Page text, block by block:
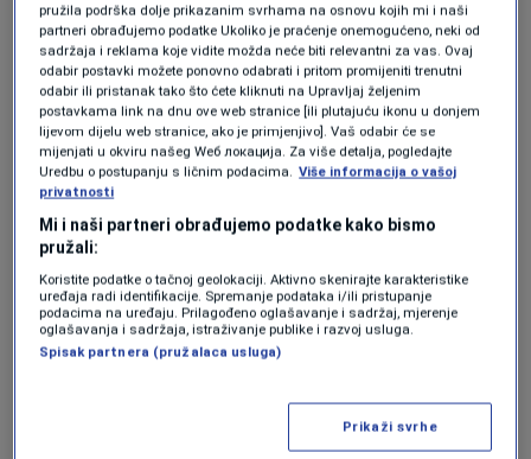
Slovenački restorani Baščaršija
zaradili 8,5 miliona eura, jedan
zapošljava 120 radnika
EKONOMIJA|9. jun.
Lanac od 1.050 supermarket uvodi
novo pravilo od 30,5 KM
EKONOMIJA |9. jun.
najspektakularnijih prizora godine
Kamere zabilježile šta je baka
uradila u sekundama terora: Svijet u
šoku nakon zemljotresa jačine 7,8
stepeni
Zemljotres ove jačine nije pogodio ovu regiju
pružila podrška dolje prikazanim svrhama na osnovu kojih mi i naši
partneri obrađujemo podatke Ukoliko je praćenje onemogućeno, neki od
sadržaja i reklama koje vidite možda neće biti relevantni za vas. Ovaj
odabir postavki možete ponovno odabrati i pritom promijeniti trenutni
odabir ili pristanak tako što ćete kliknuti na Upravljaj željenim
postavkama link na dnu ove web stranice [ili plutajuću ikonu u donjem
lijevom dijelu web stranice, ako je primjenjivo]. Vaš odabir će se
mijenjati u okviru našeg Wеб локација. Za više detalja, pogledajte
Uredbu o postupanju s ličnim podacima. Više informacija o vašoj
privatnosti
Mi i naši partneri obrađujemo podatke kako bismo
pružali:
Koristite podatke o tačnoj geolokaciji. Aktivno skenirajte karakteristike
uređaja radi identifikacije. Spremanje podataka i/ili pristupanje
podacima na uređaju. Prilagođeno oglašavanje i sadržaj, mjerenje
oglašavanja i sadržaja, istraživanje publike i razvoj usluga.
Spisak partnera (pružalaca usluga)
Prikaži svrhe